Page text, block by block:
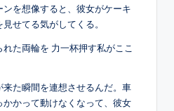
を想像すると、彼女がケーキ
せてる気がしてくる。
れた両輪を 力一杯押す私がここ
た瞬間を連想させるんだ。車
かって動けなくなって、彼女